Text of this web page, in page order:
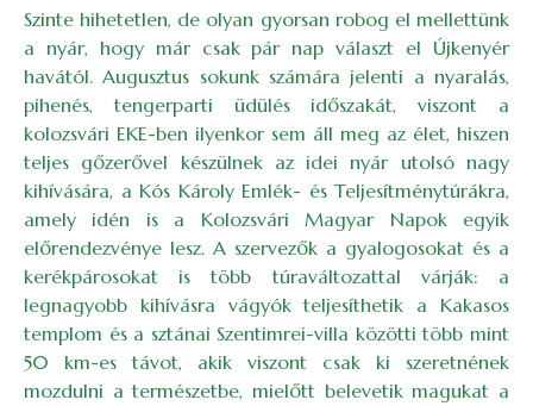
Szinte hihetetlen, de olyan gyorsan robog el mellettünk
a nyár, hogy már csak pár nap választ el Újkenyér
havától. Augusztus sokunk számára jelenti a nyaralás,
pihenés, tengerparti üdülés időszakát, viszont a
kolozsvári EKE-ben ilyenkor sem áll meg az élet, hiszen
teljes gőzerővel készülnek az idei nyár utolsó nagy
kihívására, a Kós Károly Emlék- és Teljesítménytúrákra,
amely idén is a Kolozsvári Magyar Napok egyik
előrendezvénye lesz. A szervezők a gyalogosokat és a
kerékpárosokat is több túraváltozattal várják: a
legnagyobb kihívásra vágyók teljesíthetik a Kakasos
templom és a sztánai Szentimrei-villa közötti több mint
50 km-es távot, akik viszont csak ki szeretnének
mozdulni a természetbe, mielőtt belevetik magukat a